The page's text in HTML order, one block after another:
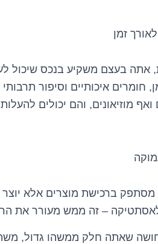
זמן
אתה בעצם משקיע בנכס שיכול
חומרים איכותיים וסיפור
מוזיאונים, והם יכולים
מסתפק ברכישת מוצרים אלא
– זה ממש מעורר את
שאתה חלק ממשהו גדול,